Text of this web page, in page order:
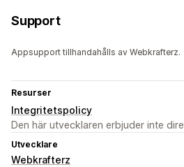
Support
Appsupport tillhandahålls av Webkrafterz.
Resurser
Integritetspolicy
Den här utvecklaren erbjuder inte
Utvecklare
Webkrafterz